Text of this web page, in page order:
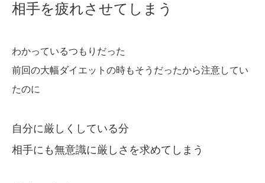
相手を疲れさせてしまう
わかっているつもりだった
前回の大幅ダイエットの時もそうだったから注意してい
たのに
自分に厳しくしている分
相手にも無意識に厳しさを求めてしまう